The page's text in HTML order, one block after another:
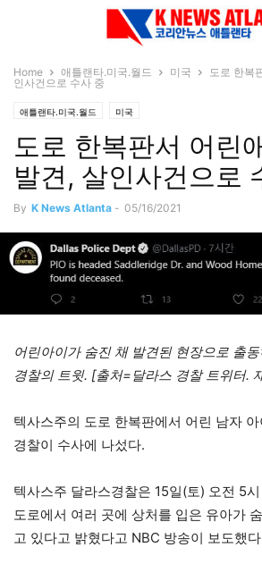
Home 애틀랜타.미국.월드 미국
도로 한복
인사건으로 수사 중
애틀랜타.미국.월드 미국
도로 한복판서 어린
발견, 살인사건으로
By K News Atlanta - 05/16/2021
어린아이가 숨진 채 발견된 현장으로 출
경찰의 트윗. [출처=달라스 경찰 트위터.
텍사스주의 도로 한복판에서 어린 남자
경찰이 수사에 나섰다.
텍사스주 달라스경찰은 15일(토) 오전 5
도로에서 여러 곳에 상처를 입은 유아가
고 있다고 밝혔다고 NBC 방송이 보도했